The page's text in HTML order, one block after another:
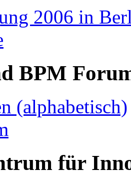
2006 in
BPM
(alphabetisch)
für